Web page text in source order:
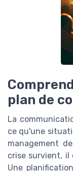
plan de
La
ce qu'une
management
crise survient, il
Une